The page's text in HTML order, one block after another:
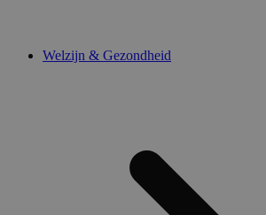
Welzijn & Gezondheid